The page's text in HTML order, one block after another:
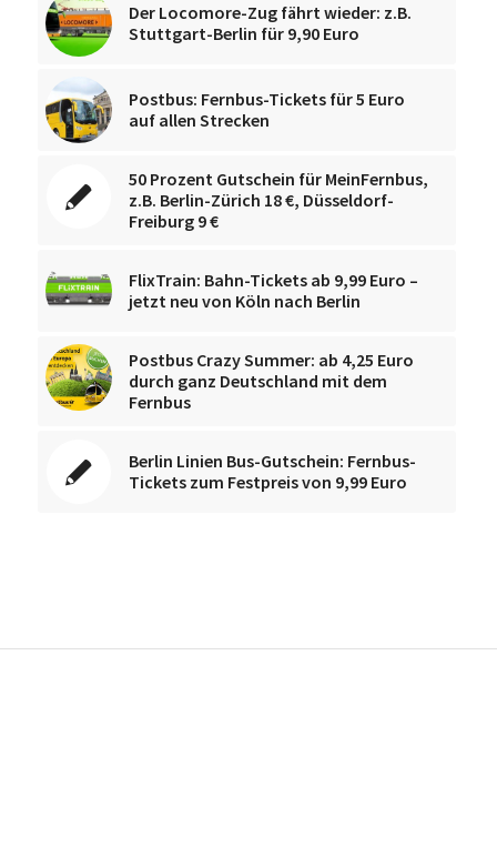
Der Locomore-Zug fährt wieder: z.B.
Stuttgart-Berlin für 9,90 Euro
Postbus: Fernbus-Tickets für 5 Euro
auf allen Strecken
50 Prozent Gutschein für MeinFernbus,
z.B. Berlin-Zürich 18 €, Düsseldorf-
Freiburg 9 €
FlixTrain: Bahn-Tickets ab 9,99 Euro –
jetzt neu von Köln nach Berlin
Postbus Crazy Summer: ab 4,25 Euro
durch ganz Deutschland mit dem
Fernbus
Berlin Linien Bus-Gutschein: Fernbus-
Tickets zum Festpreis von 9,99 Euro